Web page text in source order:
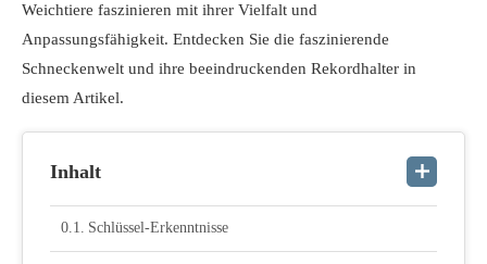
Weichtiere faszinieren mit ihrer Vielfalt und
Anpassungsfähigkeit. Entdecken Sie die faszinierende
Schneckenwelt und ihre beeindruckenden Rekordhalter in
diesem Artikel.
Inhalt
Schlüssel-Erkenntnisse